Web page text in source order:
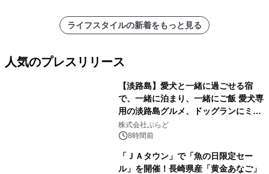
ライフスタイルの新着をもっと見る
人気のプレスリリース
【淡路島】愛犬と一緒に過ごせる宿
で、一緒に泊まり、一緒にご飯 愛犬専
用の淡路島グルメ、ドッグランにミニ
プール グランピングとトレーラーハウ
スの2施設で
株式会社ぷらど
8時間前
「ＪＡタウン」で「魚の日限定セー
ル」を開催！長崎県産「黄金あなご」